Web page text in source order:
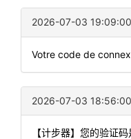
2026-07-03 19:09:00
Votre code de
2026-07-03 18:56:00
【计步器】您的验证